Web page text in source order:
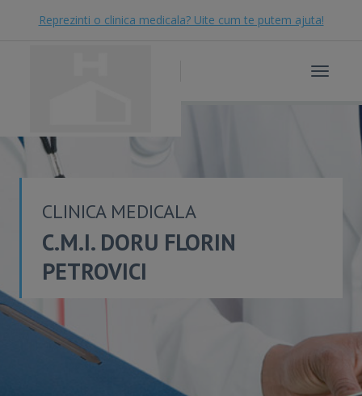
Reprezinti o clinica medicala? Uite cum te putem ajuta!
Toggle
CLINICA MEDICALA
C.M.I. DORU FLORIN
PETROVICI